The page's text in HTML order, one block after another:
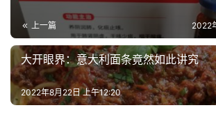
旅
游
育
儿
登录 注册
上一篇 2022
大开眼界：意大利面条竟然如此讲究
2022年8月22日 上午12:20